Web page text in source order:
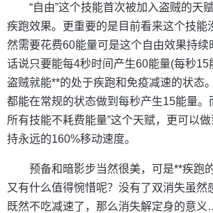
“自由”这个技能首次被加入盗贼的天
疾跑效果。更重要的是目前看来这个技能
然需要花费60能量可是这个自由效果持续
话说只要能每4秒时间产生60能量(每秒15
盗贼就能**的处于疾跑和免疫减速的状态
都能在常规的状态做到每秒产生15能量。
所有技能不耗费能量”这个天赋，更可以
持永远的160%移动速度。
预备和暗影步当然很美，可是**疾跑
又有什么值得惋惜呢？没有了双消失虽然
既然不吃减速了，那么消失解定身的意